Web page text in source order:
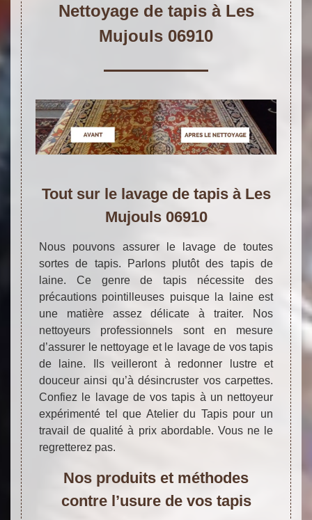
Nettoyage de tapis à Les
Mujouls 06910
Tout sur le lavage de tapis à Les
Mujouls 06910
Nous pouvons assurer le lavage de toutes
sortes de tapis. Parlons plutôt des tapis de
laine. Ce genre de tapis nécessite des
précautions pointilleuses puisque la laine est
une matière assez délicate à traiter. Nos
nettoyeurs professionnels sont en mesure
d’assurer le nettoyage et le lavage de vos tapis
de laine. Ils veilleront à redonner lustre et
douceur ainsi qu’à désincruster vos carpettes.
Confiez le lavage de vos tapis à un nettoyeur
expérimenté tel que Atelier du Tapis pour un
travail de qualité à prix abordable. Vous ne le
regretterez pas.
Nos produits et méthodes
contre l’usure de vos tapis